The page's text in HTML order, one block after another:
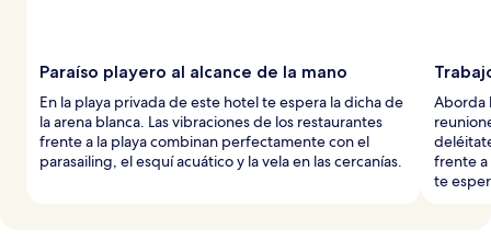
Paraíso playero al alcance de la mano
En la playa privada de este hotel te espera la dicha de
la arena blanca. Las vibraciones de los restaurantes
frente a la playa combinan perfectamente con el
parasailing, el esquí acuático y la vela en las cercanías.
Aborda
frente a
te